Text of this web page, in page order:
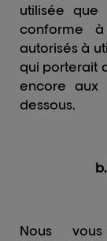
utilisée
conforme
autorisés à
qui porterait
encore aux
dessous.
b.
Nous